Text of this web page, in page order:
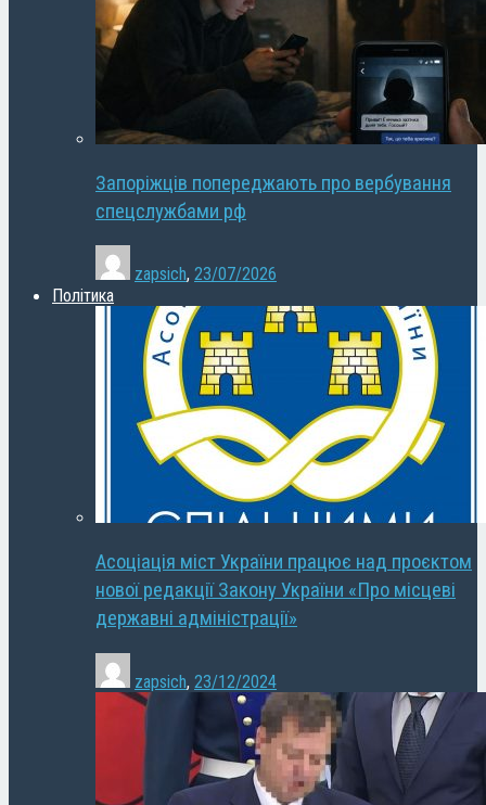
Запоріжців попереджають про вербування
спецслужбами рф
zapsich, 23/07/2026
Політика
Асоціація міст України працює над проєктом
нової редакції Закону України «Про місцеві
державні адміністрації»
zapsich, 23/12/2024